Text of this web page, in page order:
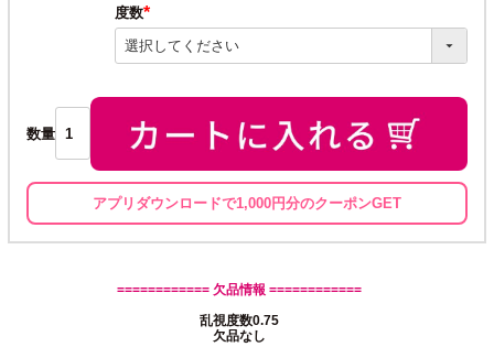
度数
(必
須)
数量
アプリダウンロードで1,000円分のクーポンGET
============ 欠品情報 ============
乱視度数0.75
欠品なし